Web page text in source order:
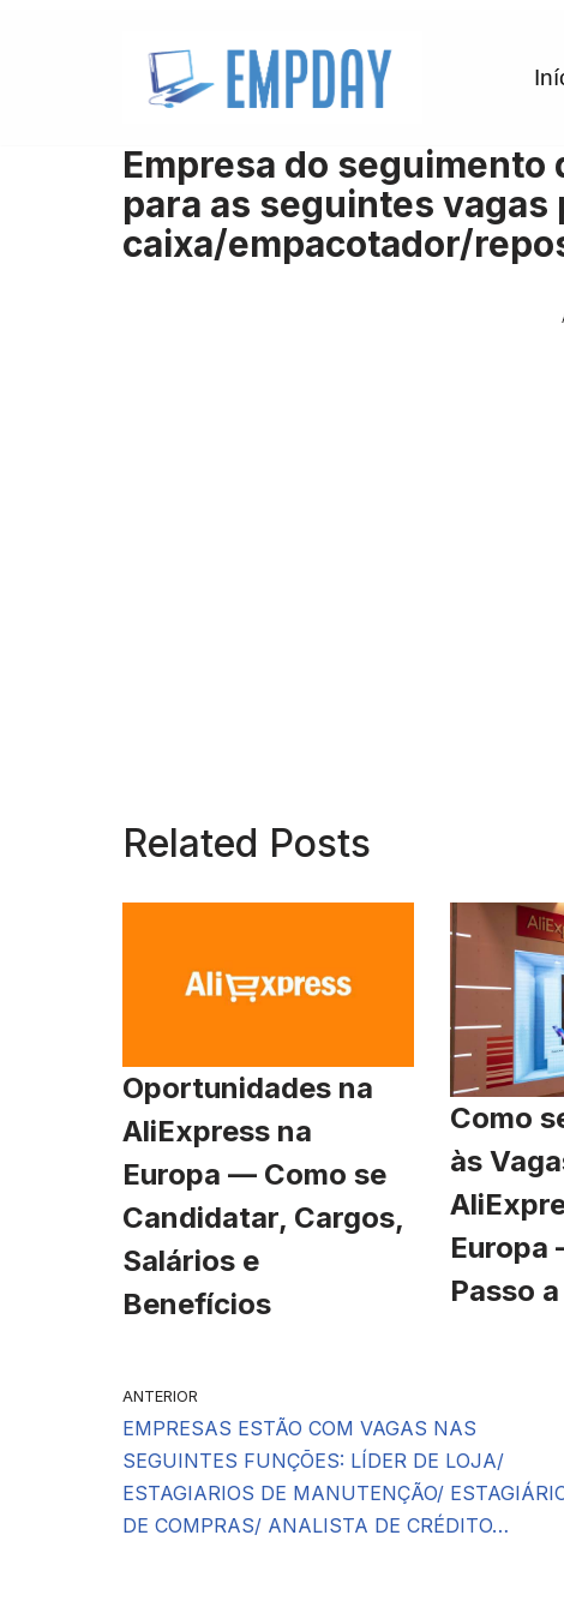
Empresa do seguimento
para as seguintes
caixa/empacotador/
Related Posts
Oportunidades na
AliExpress na
Europa — Como se
Candidatar, Cargos,
Salários e
Benefícios
Como
às
Europa
Passo
ANTERIOR
EMPRESAS ESTÃO COM VAGAS NAS
SEGUINTES FUNÇÕES: LÍDER DE LOJA/
ESTAGIARIOS DE MANUTENÇÃO/
DE COMPRAS/ ANALISTA DE CRÉDITO…